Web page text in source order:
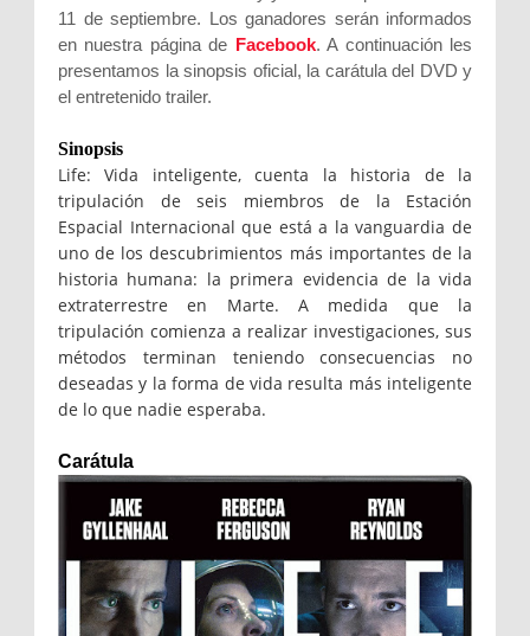
11 de septiembre. Los ganadores serán informados
en nuestra página de Facebook. A continuación les
presentamos la sinopsis oficial, la carátula del DVD y
el entretenido trailer.
Sinopsis
Life: Vida inteligente, cuenta la historia de la
tripulación de seis miembros de la Estación
Espacial Internacional que está a la vanguardia de
uno de los descubrimientos más importantes de la
historia humana: la primera evidencia de la vida
extraterrestre en Marte. A medida que la
tripulación comienza a realizar investigaciones, sus
métodos terminan teniendo consecuencias no
deseadas y la forma de vida resulta más inteligente
de lo que nadie esperaba.
Carátula